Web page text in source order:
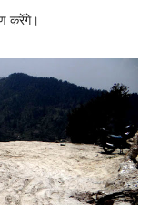
करेंगे।